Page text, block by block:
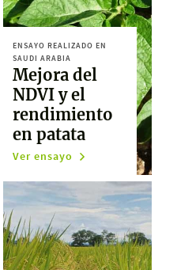
ENSAYO REALIZADO EN
SAUDI ARABIA
Mejora del
NDVI y el
rendimiento
en patata
Ver ensayo